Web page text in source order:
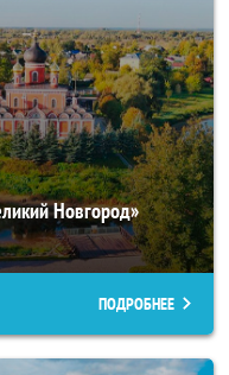
Новгород»
ПОДРОБНЕЕ